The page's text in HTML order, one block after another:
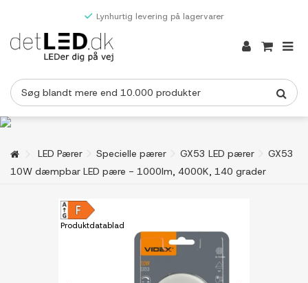
Lynhurtig levering på lagervarer
LED Pærer Specielle pærer GX53 LED pærer
GX53
10W dæmpbar LED pære - 1000lm, 4000K, 140 grader
Produktdatablad